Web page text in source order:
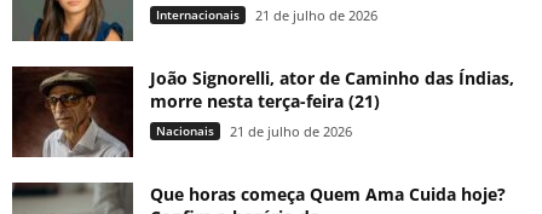
Internacionais 21 de julho de 2026
João Signorelli, ator de Caminho das Índias,
morre nesta terça-feira (21)
Nacionais 21 de julho de 2026
Que horas começa Quem Ama Cuida hoje?